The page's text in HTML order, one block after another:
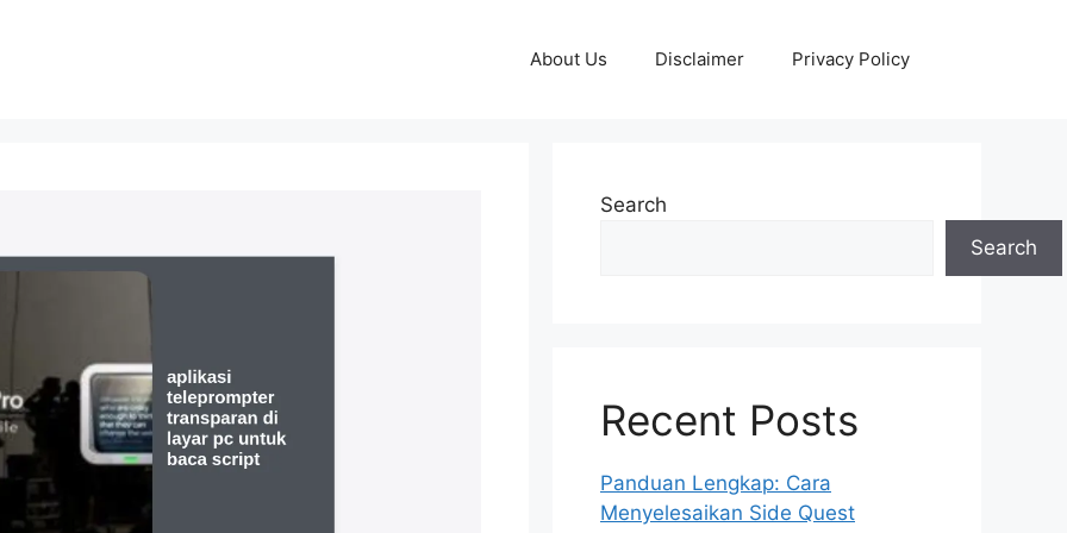
About Us Disclaimer Privacy Policy
Search
Search
Recent Posts
Panduan Lengkap: Cara
Menyelesaikan Side Quest